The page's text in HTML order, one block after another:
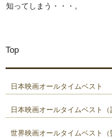
知ってしまう・・・。
Top
日本映画オールタイムベスト
日本映画オールタイムベスト（
世界映画オールタイムベスト（